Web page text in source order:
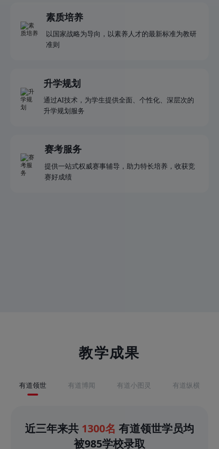
素质培养
以国家战略为导向，以素养人才的最新标准为教研
准则
升学规划
通过AI技术，为学生提供全面、个性化、深层次的
升学规划服务
赛考服务
提供一站式权威赛事辅导，助力特长培养，收获竞
赛好成绩
教学成果
有道领世 有道博闻 有道小图灵 有道纵横
近三年来共 1300名 有道领世学员均
被985学校录取